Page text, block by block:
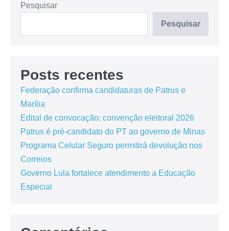
Pesquisar
Pesquisar
Posts recentes
Federação confirma candidaturas de Patrus e
Marília
Edital de convocação: convenção eleitoral 2026
Patrus é pré-candidato do PT ao governo de Minas
Programa Celular Seguro permitirá devolução nos
Correios
Governo Lula fortalece atendimento a Educação
Especial